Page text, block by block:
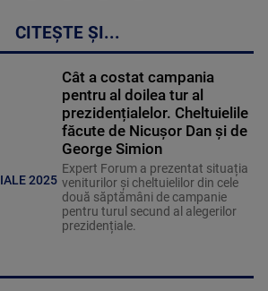
CITEȘTE ȘI...
2025
Cât a costat campania
pentru al doilea tur al
prezidențialelor. Cheltuielile
făcute de Nicușor Dan și de
George Simion
Expert Forum a prezentat situația
veniturilor și cheltuielilor din cele
două săptămâni de campanie
pentru turul secund al alegerilor
prezidențiale.